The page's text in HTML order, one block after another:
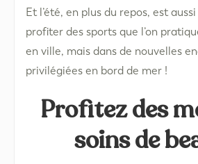
Et l’été, en plus du repos, est
profiter des sports que l’on
en ville, mais dans de nouvelles
privilégiées en bord de mer !
Profitez des
soins de